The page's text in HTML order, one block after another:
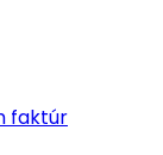
faktúr